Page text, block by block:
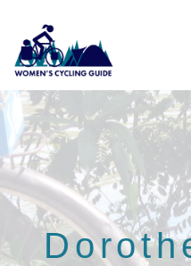
Inhalt
springen